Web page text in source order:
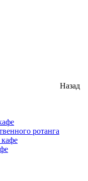
Назад
ротанга